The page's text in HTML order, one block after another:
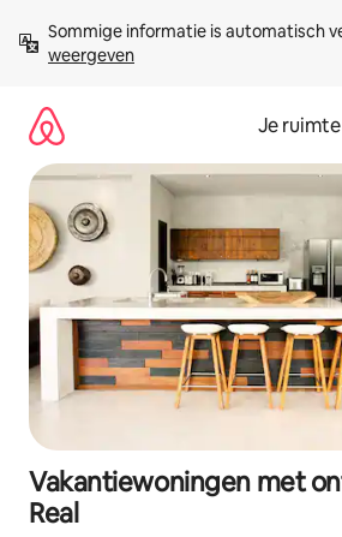
direct
naar
Sommige informatie is automatisch
weergeven
Je
Vakantiewoningen met
Real